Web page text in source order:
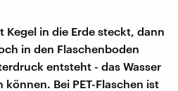
Kegel in die Erde steckt, dann
in den Flaschenboden
entsteht - das Wasser
Bei PET-Flaschen ist